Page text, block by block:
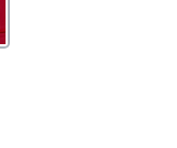
nicht verfügbar.)